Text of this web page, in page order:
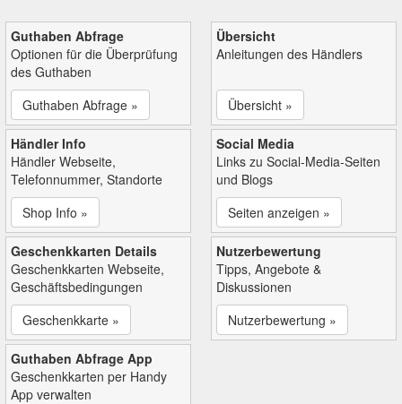
Guthaben Abfrage
Optionen für die Überprüfung
des Guthaben
Guthaben Abfrage »
Übersicht
Anleitungen des Händlers
Übersicht »
Händler Info
Händler Webseite,
Telefonnummer, Standorte
Shop Info »
Social Media
Links zu Social-Media-Seiten
und Blogs
Seiten anzeigen »
Geschenkkarten Details
Geschenkkarten Webseite,
Geschäftsbedingungen
Geschenkkarte »
Nutzerbewertung
Tipps, Angebote &
Diskussionen
Nutzerbewertung »
Guthaben Abfrage App
Geschenkkarten per Handy
App verwalten